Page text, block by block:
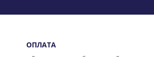
ОПЛАТА